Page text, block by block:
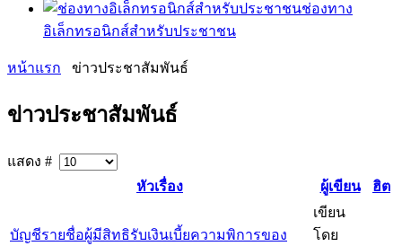
ช่องทาง
อิเล็กทรอนิกส์สำหรับประชาชน
หน้าแรก ข่าวประชาสัมพันธ์
ข่าวประชาสัมพันธ์
แสดง #
หัวเรื่อง
ผู้เขียน ฮิต
บัญชีรายชื่อผู้มีสิทธิรับเงินเบี้ยความพิการของ
เขียน
โดย